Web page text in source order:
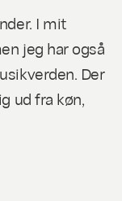
I mit
jeg har også
Der
ud fra køn,